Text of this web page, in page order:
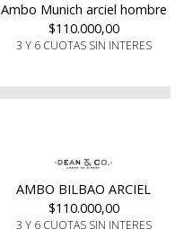
Ambo Munich arciel hombre
$110.000,00
3 Y 6 CUOTAS SIN INTERES
AMBO BILBAO ARCIEL
$110.000,00
3 Y 6 CUOTAS SIN INTERES